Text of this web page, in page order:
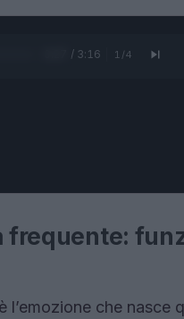
0:28 / 3:16 1 /4
frequente:
è l’emozione che nasce